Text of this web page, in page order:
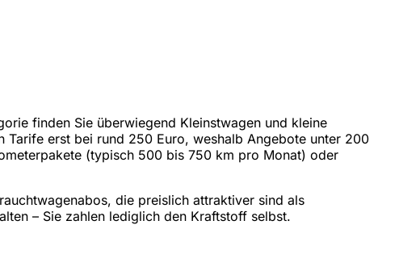
finden Sie überwiegend Kleinstwagen und kleine
Tarife erst bei rund 250 Euro, weshalb Angebote unter 200
(typisch 500 bis 750 km pro Monat) oder
die preislich attraktiver sind als
– Sie zahlen lediglich den Kraftstoff selbst.